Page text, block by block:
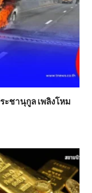
ะชานุกูล เพลิงโหม